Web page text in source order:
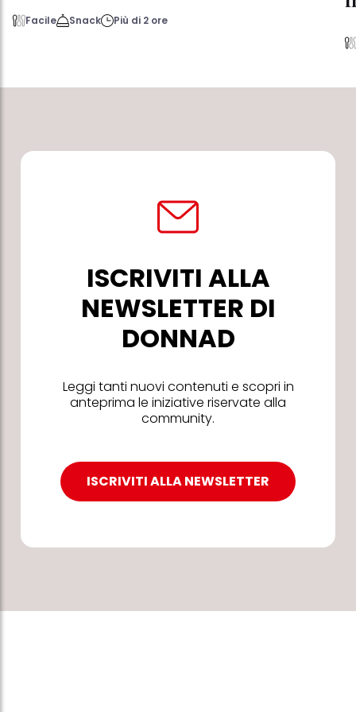
Facile Snack Più di 2 ore
ISCRIVITI ALLA
NEWSLETTER DI
DONNAD
Leggi tanti nuovi contenuti e scopri in
anteprima le iniziative riservate alla
community.
ISCRIVITI ALLA NEWSLETTER